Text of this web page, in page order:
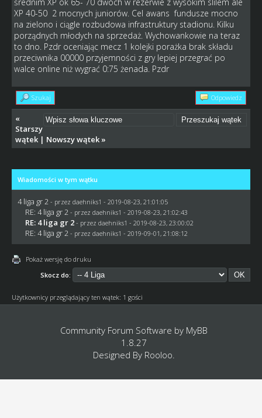
XP 40-50 2 mocnych juniorów. Cel awans fundusze mocno
na zielono i ciągle rozbudowa infrastruktury stadionu. Kilku
porządnych młodych na sprzedaż. Wychowankowie na teraz
to dno. Pzdr oceniając mecz 1 kolejki porażka brak składu
przeciwnika 00000 przyjemności z gry lepiej przegrać po
walce online niż wygrać 0:75 żenada. Pzdr
Szukaj Odpowiedz
«
Starszy
wątek| Nowszy wątek»
Wiadomości w tym wątku
4 liga gr 2 - przez daehniks1 - 2019-08-23, 21:01:05
RE: 4 liga gr 2 - przez daehniks1 - 2019-08-23, 21:02:43
RE: 4 liga gr 2 - przez daehniks1 - 2019-08-23, 23:00:02
RE: 4 liga gr 2 - przez daehniks1 - 2019-09-01, 21:08:12
Pokaż wersję do druku
Skocz do:
Użytkownicy przeglądający ten wątek: 1 gości
Community Forum Software by MyBB
1.8.27
Designed By Rooloo.